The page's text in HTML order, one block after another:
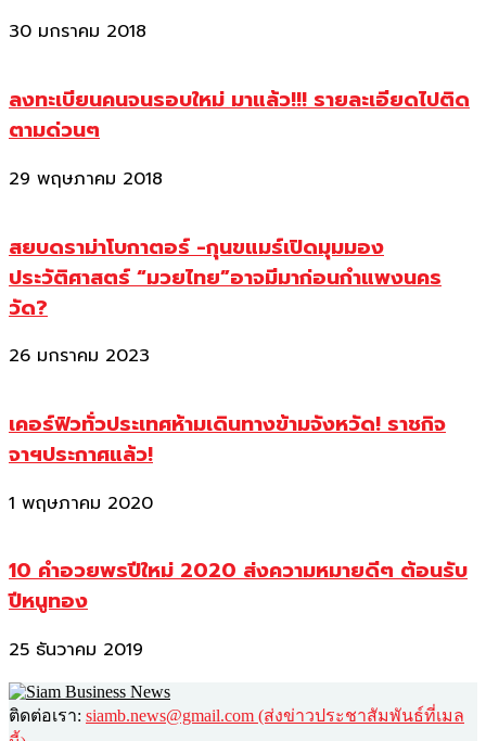
30 มกราคม 2018
ลงทะเบียนคนจนรอบใหม่ มาแล้ว!!! รายละเอียดไปติด
ตามด่วนๆ
29 พฤษภาคม 2018
สยบดราม่าโบกาตอร์ -กุนขแมร์เปิดมุมมอง
ประวัติศาสตร์ “มวยไทย”อาจมีมาก่อนกำแพงนคร
วัด?
26 มกราคม 2023
เคอร์ฟิวทั่วประเทศห้ามเดินทางข้ามจังหวัด! ราชกิจ
จาฯประกาศแล้ว!
1 พฤษภาคม 2020
10 คำอวยพรปีใหม่ 2020 ส่งความหมายดีๆ ต้อนรับ
ปีหนูทอง
25 ธันวาคม 2019
ติดต่อเรา: siamb.news@gmail.com (ส่งข่าวประชาสัมพันธ์ที่เมล